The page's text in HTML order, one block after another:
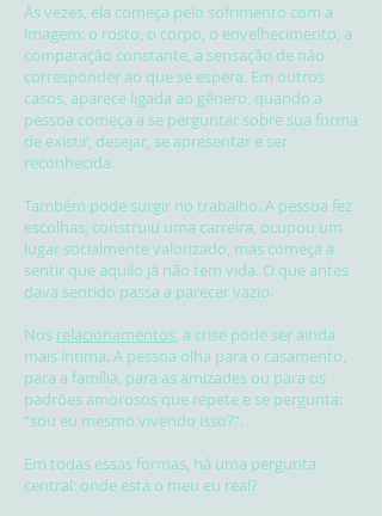
Às vezes, ela começa pelo sofrimento com a
imagem: o rosto, o corpo, o envelhecimento, a
comparação constante, a sensação de não
corresponder ao que se espera. Em outros
casos, aparece ligada ao gênero, quando a
pessoa começa a se perguntar sobre sua forma
de existir, desejar, se apresentar e ser
reconhecida.
Também pode surgir no trabalho. A pessoa fez
escolhas, construiu uma carreira, ocupou um
lugar socialmente valorizado, mas começa a
sentir que aquilo já não tem vida. O que antes
dava sentido passa a parecer vazio.
Nos relacionamentos, a crise pode ser ainda
mais íntima. A pessoa olha para o casamento,
para a família, para as amizades ou para os
padrões amorosos que repete e se pergunta:
“sou eu mesmo vivendo isso?”.
Em todas essas formas, há uma pergunta
central: onde está o meu eu real?